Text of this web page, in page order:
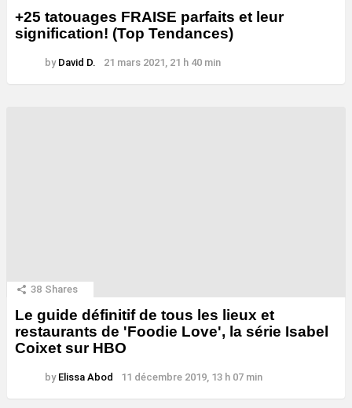
+25 tatouages ​​FRAISE parfaits et leur
signification! (Top Tendances)
by David D. 21 mars 2021, 21 h 40 min
38 Shares
Le guide définitif de tous les lieux et
restaurants de 'Foodie Love', la série Isabel
Coixet sur HBO
by Elissa Abod 11 décembre 2019, 13 h 07 min